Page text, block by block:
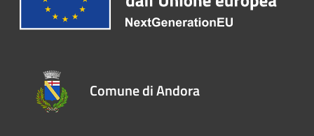
Comune di Andora